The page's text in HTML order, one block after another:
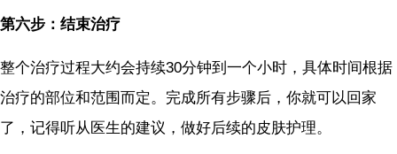
第六步：结束治疗
整个治疗过程大约会持续30分钟到一个小时，具体时间根据
治疗的部位和范围而定。完成所有步骤后，你就可以回家
了，记得听从医生的建议，做好后续的皮肤护理。